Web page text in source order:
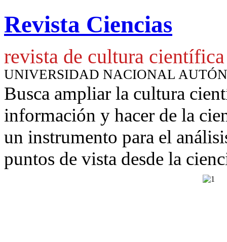
Revista Ciencias
revista de cultura científica
UNIVERSIDAD NACIONAL
Busca ampliar la cultura
información y hacer de la
un instrumento para el
puntos de vista desde la